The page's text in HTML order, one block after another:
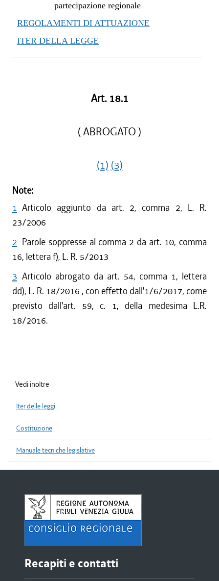
partecipazione regionale
REGOLAMENTI DI ATTUAZIONE
ITER DELLA LEGGE
Art. 18.1
( ABROGATO )
(1) (3)
Note:
1 Articolo aggiunto da art. 2, comma 2, L. R.
23/2006
2 Parole soppresse al comma 2 da art. 10, comma
16, lettera f), L. R. 5/2013
3 Articolo abrogato da art. 54, comma 1, lettera
dd), L. R. 18/2016 , con effetto dall'1/6/2017, come
previsto dall'art. 59, c. 1, della medesima L.R.
18/2016.
Vedi inoltre
Iter delle leggi
Costituzione
Manuale tecniche legislative
Recapiti e contatti